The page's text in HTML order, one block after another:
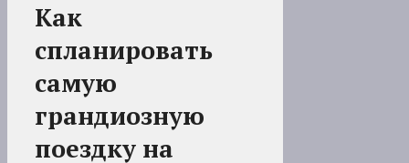
Как
спланировать
самую
грандиозную
поездку на